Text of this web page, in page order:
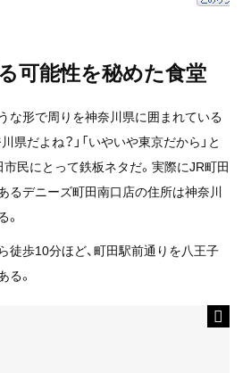
可能性を秘めた食堂
な形で周りを神奈川県に囲まれている
県だよね？」「いやいや東京だから」と
市民にとって鉄板ネタだ。実際にJR町田
るデニーズ町田南口店の住所は神奈川
徒歩10分ほど、町田駅前通りを八王子
。